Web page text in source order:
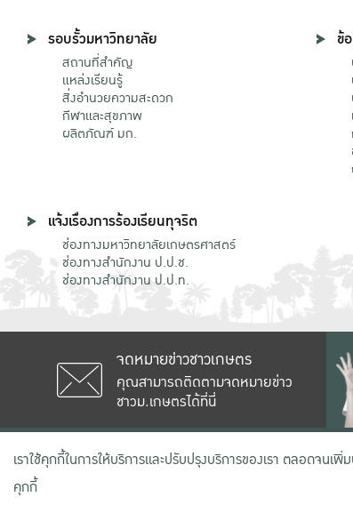
รอบรั้วมหาวิทยาลัย
สถานที่สำคัญ
แหล่งเรียนรู้
สิ่งอำนวยความสะดวก
กีฬาและสุขภาพ
ผลิตภัณฑ์ มก.
ข้
แจ้งเรื่องการร้องเรียนทุจริต
ช่องทางมหาวิทยาลัยเกษตรศาสตร์
ช่องทางสำนักงาน ป.ป.ช.
ช่องทางสำนักงาน ป.ป.ท.
จดหมายข่าวชาวเกษตร
คุณสามารถติดตามจดหมายข่าว
ชาวม.เกษตรได้ที่นี่
เลขที่ 50 ถนนงามวงศ์วาน แข
เราใช้คุกกี้ในการให้บริการและปรับปรุงบริการของเรา ตลอดจ
คุกกี้